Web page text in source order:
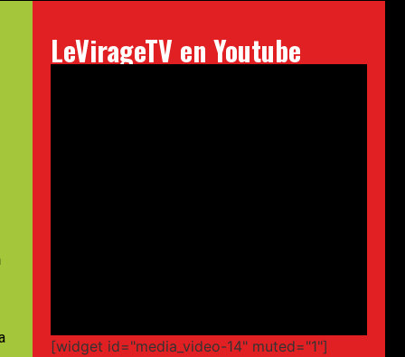
LeVirageTV en Youtube
[widget id="media_video-14" muted="1"]